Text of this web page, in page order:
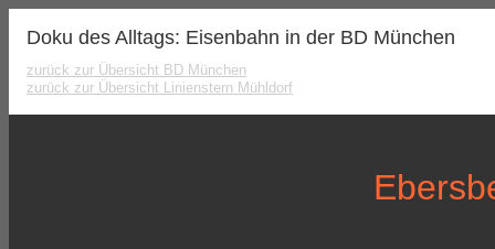
Doku des Alltags: Eisenbahn in der BD München
zurück zur Übersicht BD München
zurück zur Übersicht Linienstern Mühldorf